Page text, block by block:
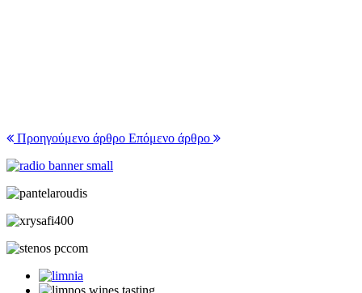
Προηγούμενο άρθρο Επόμενο άρθρο